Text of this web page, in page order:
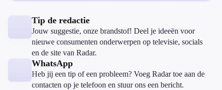
Tip de redactie
Jouw suggestie, onze brandstof! Deel je ideeën voor
nieuwe consumenten onderwerpen op televisie, socials
en de site van Radar.
WhatsApp
Heb jij een tip of een probleem? Voeg Radar toe aan de
contacten op je telefoon en stuur ons een bericht.